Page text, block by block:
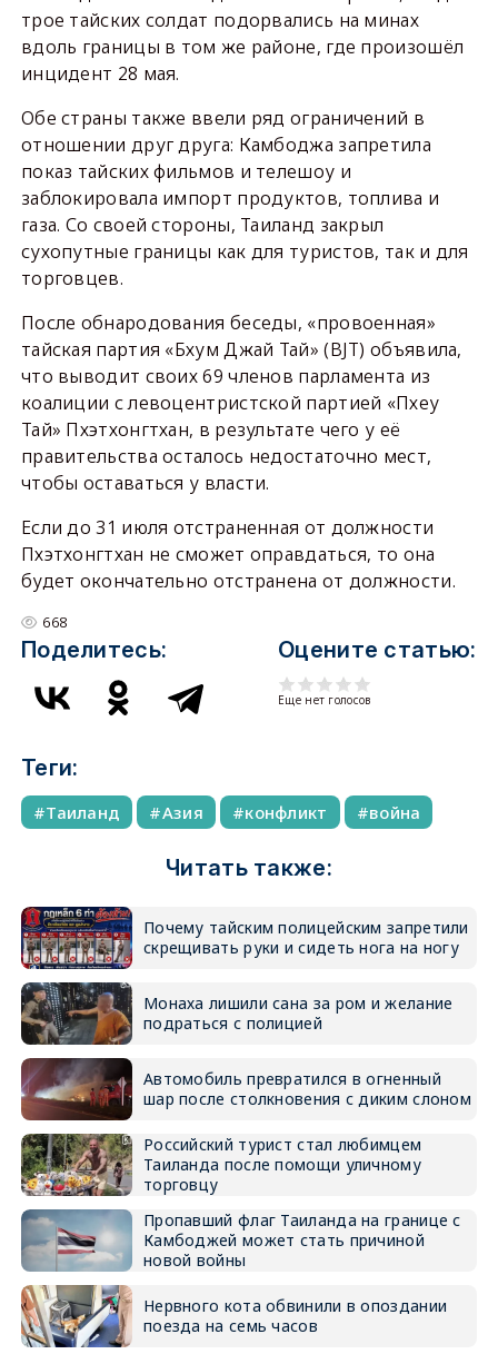
трое тайских солдат подорвались на минах
вдоль границы в том же районе, где произошёл
инцидент 28 мая.
Обе страны также ввели ряд ограничений в
отношении друг друга: Камбоджа запретила
показ тайских фильмов и телешоу и
заблокировала импорт продуктов, топлива и
газа. Со своей стороны, Таиланд закрыл
сухопутные границы как для туристов, так и для
торговцев.
После обнародования беседы, «провоенная»
тайская партия «Бхум Джай Тай» (BJT) объявила,
что выводит своих 69 членов парламента из
коалиции с левоцентристской партией «Пхеу
Тай» Пхэтхонгтхан, в результате чего у её
правительства осталось недостаточно мест,
чтобы оставаться у власти.
Если до 31 июля отстраненная от должности
Пхэтхонгтхан не сможет оправдаться, то она
будет окончательно отстранена от должности.
668
Поделитесь: Оцените статью:
Еще нет голосов
Теги:
Таиланд Азия конфликт война
Читать также:
Почему тайским полицейским запретили
скрещивать руки и сидеть нога на ногу
Монаха лишили сана за ром и желание
подраться с полицией
Автомобиль превратился в огненный
шар после столкновения с диким слоном
Российский турист стал любимцем
Таиланда после помощи уличному
торговцу
Пропавший флаг Таиланда на границе с
Камбоджей может стать причиной
новой войны
Нервного кота обвинили в опоздании
поезда на семь часов